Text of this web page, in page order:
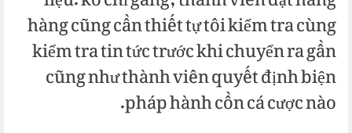
hàng cũng cần thiết tự tôi kiểm tra cùng
kiểm tra tin tức trước khi chuyển ra gần
cũng như thành viên quyết định biện
pháp hành cồn cá cược nào.